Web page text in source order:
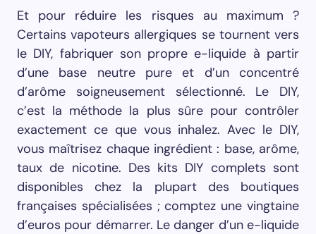
Et pour réduire les risques au maximum ?
Certains vapoteurs allergiques se tournent vers
le DIY, fabriquer son propre e-liquide à partir
d’une base neutre pure et d’un concentré
d’arôme soigneusement sélectionné. Le DIY,
c’est la méthode la plus sûre pour contrôler
exactement ce que vous inhalez. Avec le DIY,
vous maîtrisez chaque ingrédient : base, arôme,
taux de nicotine. Des kits DIY complets sont
disponibles chez la plupart des boutiques
françaises spécialisées ; comptez une vingtaine
d’euros pour démarrer. Le danger d’un e-liquide